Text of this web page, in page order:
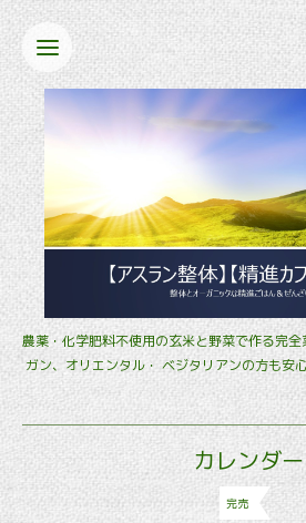
農薬・化学肥料不使用の玄米と野菜で作る完
ガン、オリエンタル・ ベジタ
カレンダー
完売